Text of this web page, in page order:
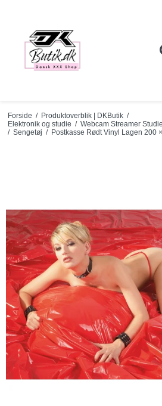
Forside / Produktoverblik | DKButik /
Elektronik og studie / Webcam Streamer
/ Sengetøj / Postkasse Rødt Vinyl Lagen 200